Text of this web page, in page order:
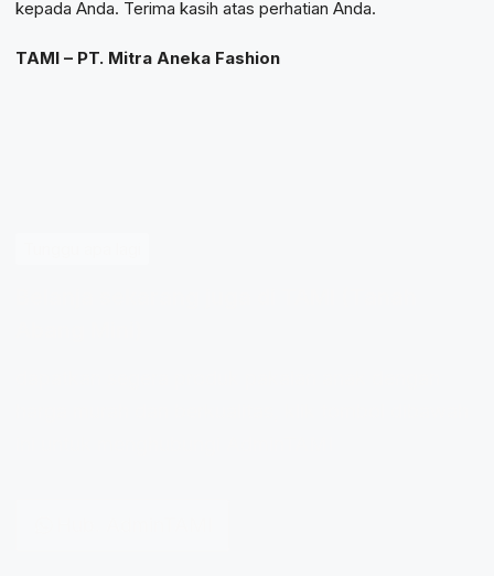
kepada Anda. Terima kasih atas perhatian Anda.
TAMI – PT. Mitra Aneka Fashion